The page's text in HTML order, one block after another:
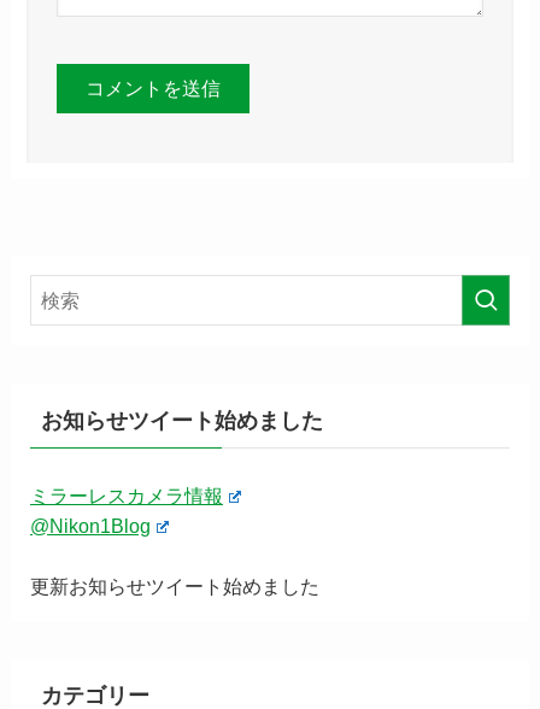
お知らせツイート始めました
ミラーレスカメラ情報
@Nikon1Blog
更新お知らせツイート始めました
カテゴリー